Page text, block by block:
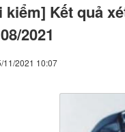
kiểm] Kết quả
2021
11/2021 10:07